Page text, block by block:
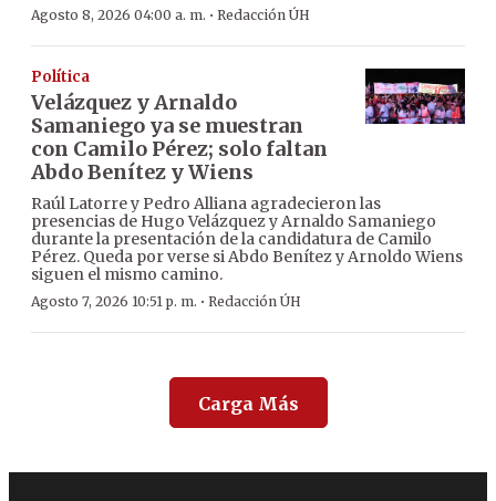
Agosto 8, 2026 04:00 a. m. · Redacción ÚH
Política
Velázquez y Arnaldo
Samaniego ya se muestran
con Camilo Pérez; solo faltan
Abdo Benítez y Wiens
Raúl Latorre y Pedro Alliana agradecieron las
presencias de Hugo Velázquez y Arnaldo Samaniego
durante la presentación de la candidatura de Camilo
Pérez. Queda por verse si Abdo Benítez y Arnoldo Wiens
siguen el mismo camino.
Agosto 7, 2026 10:51 p. m. · Redacción ÚH
Carga Más